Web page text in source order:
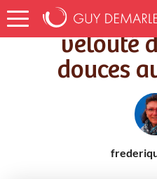
Accueil Recettes
velouté
douces